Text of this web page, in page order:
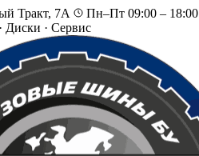
Тракт, 7А
Пн–Пт 09:00 – 18:00
· Сервис